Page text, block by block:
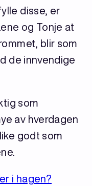
disse, er
og Tonje at
blir som
de innvendige
som
av hverdagen
godt som
i hagen?